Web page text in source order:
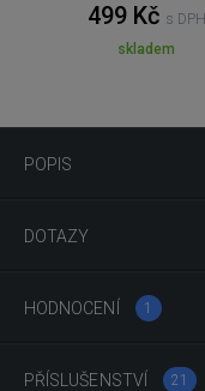
499 Kč s DPH
skladem
POPIS
DOTAZY
HODNOCENÍ 1
PŘÍSLUŠENSTVÍ 21